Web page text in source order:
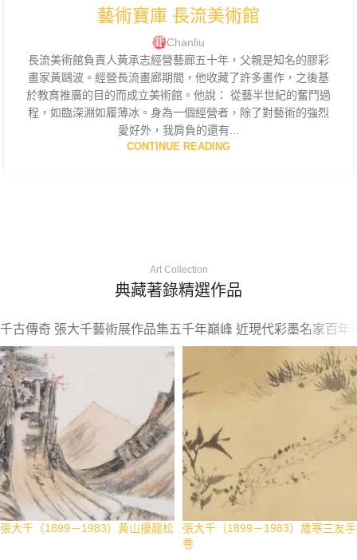
藝術寶庫 長流美術館
Chanliu
長流美術館負責人黃承志經營藝廊五十年，父親是知名的膠彩
畫家黃鷗波。經營長流畫廊期間，他收藏了許多畫作，之後基
於教育推廣的目的而成立美術館。他說： 從藝半世紀的奮鬥過
程，如臨深淵如履薄冰。身為一個經營者，除了對藝術的強烈
愛好外，我肩負的還有...
CONTINUE READING
Art Collection
典藏著錄精選作品
千古傳奇 張大千藝術展作品集五千年巔峰 近現代彩墨名家 百年
張大千（1899－1983）黃山擾龍松
張大千（1899－1983）歲寒三友手
卷